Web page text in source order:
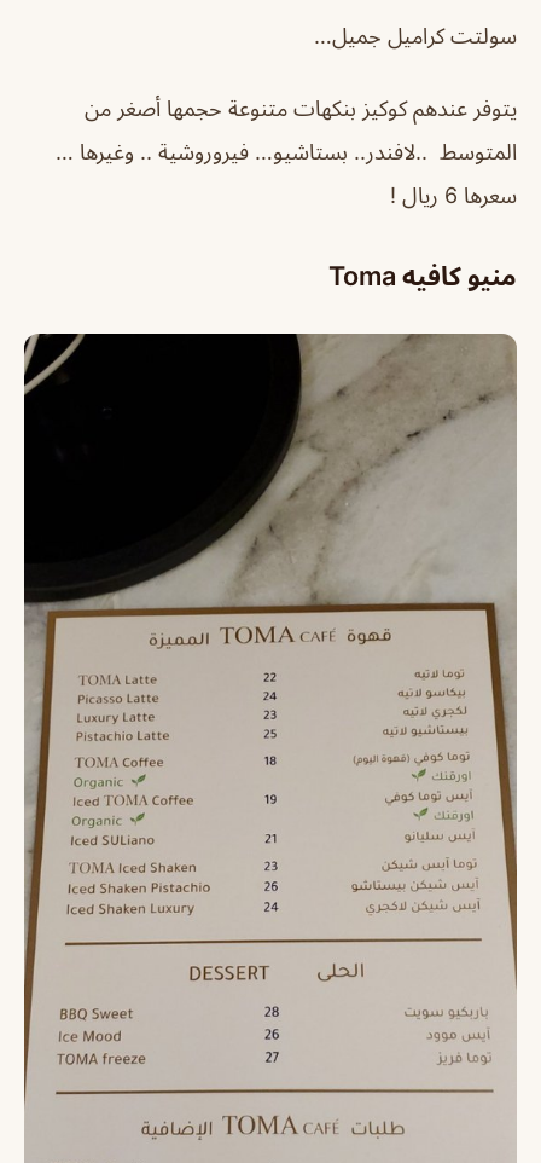
سولتت كراميل جميل…
يتوفر عندهم كوكيز بنكهات متنوعة حجمها أصغر من
المتوسط ..لافندر.. بستاشيو… فيروروشية .. وغيرها …
سعرها 6 ريال !
منيو كافيه Toma